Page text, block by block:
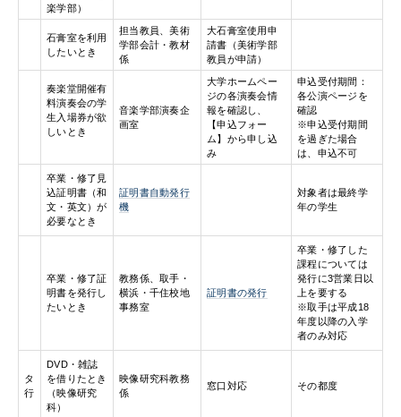
楽学部）
石膏室を利用
したいとき
担当教員、美術
学部会計・教材
係
大石膏室使用申
請書（美術学部
教員が申請）
奏楽堂開催有
料演奏会の学
生入場券が欲
しいとき
音楽学部演奏企
画室
大学ホームペー
ジの各演奏会情
報を確認し、
【申込フォー
ム】から申し込
み
申込受付期間：
各公演ページを
確認
※申込受付期間
を過ぎた場合
は、申込不可
卒業・修了見
込証明書（和
文・英文）が
必要なとき
証明書自動発行
機
対象者は最終学
年の学生
卒業・修了証
明書を発行し
たいとき
教務係、取手・
横浜・千住校地
事務室
証明書の発行
卒業・修了した
課程については
発行に3営業日以
上を要する
※取手は平成18
年度以降の入学
者のみ対応
タ
行
DVD・雑誌
を借りたとき
（映像研究
科）
映像研究科教務
係
窓口対応 その都度